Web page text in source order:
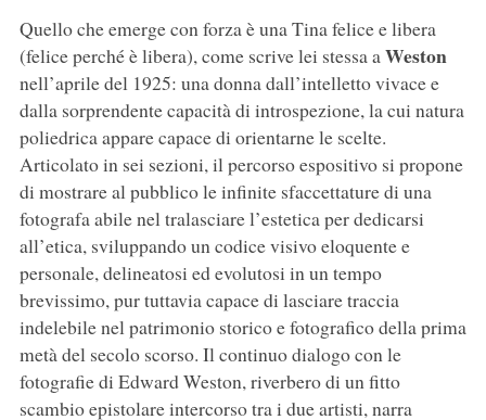
Quello che emerge con forza è una Tina felice e libera
(felice perché è libera), come scrive lei stessa aWeston
nell’aprile del 1925: una donna dall’intelletto vivace e
dalla sorprendente capacità di introspezione, la cui natura
poliedrica appare capace di orientarne le scelte.
Articolato in sei sezioni, il percorso espositivo si propone
di mostrare al pubblico le infinite sfaccettature di una
fotografa abile nel tralasciare l’estetica per dedicarsi
all’etica, sviluppando un codice visivo eloquente e
personale, delineatosi ed evolutosi in un tempo
brevissimo, pur tuttavia capace di lasciare traccia
indelebile nel patrimonio storico e fotografico della prima
metà del secolo scorso. Il continuo dialogo con le
fotografie di Edward Weston, riverbero di un fitto
scambio epistolare intercorso tra i due artisti, narra